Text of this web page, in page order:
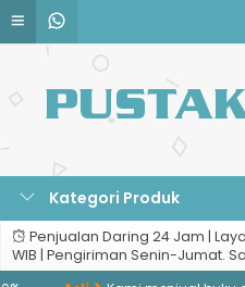
Kategori Produk
Penjualan Daring 24 Jam |
WIB | Pengiriman Senin-Jumat.